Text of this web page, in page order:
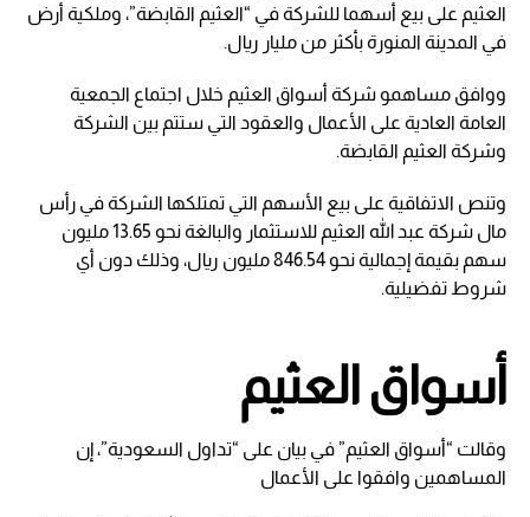
العثيم على بيع أسهما للشركة في “العثيم القابضة”، وملكية أرض
في المدينة المنورة بأكثر من مليار ريال.
ووافق مساهمو شركة أسواق العثيم خلال اجتماع الجمعية
العامة العادية على الأعمال والعقود التي ستتم بين الشركة
وشركة العثيم القابضة.
وتنص الاتفاقية على بيع الأسهم التي تمتلكها الشركة في رأس
مال شركة عبد الله العثيم للاستثمار والبالغة نحو 13.65 مليون
سهم بقيمة إجمالية نحو 846.54 مليون ريال، وذلك دون أي
شروط تفضيلية.
أسواق العثيم
وقالت “أسواق العثيم” في بيان على “تداول السعودية”، إن
المساهمين وافقوا على الأعمال